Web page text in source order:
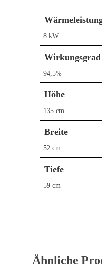
8 kW
Wirkungsgrad
94,5%
Höhe
135 cm
Breite
52 cm
Tiefe
59 cm
Ähnliche